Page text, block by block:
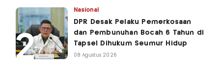
Nasional
DPR Desak Pelaku Pemerkosaan
dan Pembunuhan Bocah 6 Tahun di
Tapsel Dihukum Seumur Hidup
08 Agustus 2026